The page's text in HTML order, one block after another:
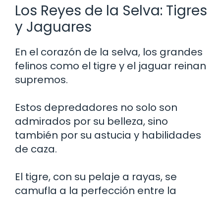
Los Reyes de la Selva: Tigres
y Jaguares
En el corazón de la selva, los grandes
felinos como el tigre y el jaguar reinan
supremos.
Estos depredadores no solo son
admirados por su belleza, sino
también por su astucia y habilidades
de caza.
El tigre, con su pelaje a rayas, se
camufla a la perfección entre la